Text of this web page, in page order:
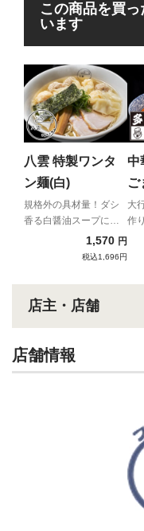
この商品を買
います
八雲 特製ワンタ
ン麺(白)
規格外の具材量！ダシ
香る白醤油スープに名
物ワンタンが6個も入っ
た贅沢ワンタン麺！
1,570 円
税込1,696円
中
ご
大
作
店主・店舗
店舗情報